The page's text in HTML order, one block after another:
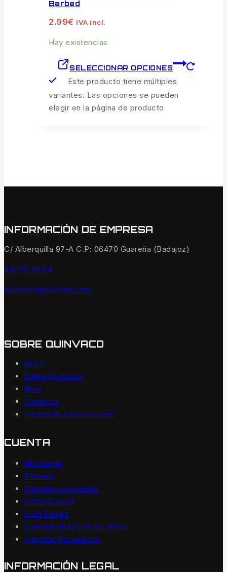
Barbed
2.99€ IVA incl.
Hay existencias
SELECCIONAR OPCIONES
Este producto tiene múltiples
variantes. Las opciones se pueden
elegir en la página de producto
INFORMACIÓN DE EMPRESA
C/ Alberquilla 97-A C.P: 06470 Guareña (Badajoz)
647 15 56 54
quinvaco@outlook.com
SOBRE QUINVACO
Inicio
Sobre Quinvaco
Blog
Contacto
Tienda de pesca y caza
CUENTA
Mi Cuenta
Pedidos
Cambiar contraseña
Editar Cuenta
Lista Deseo
Cambiar dirección de envío
Cambiar Facturación
INFORMACIÓN LEGAL